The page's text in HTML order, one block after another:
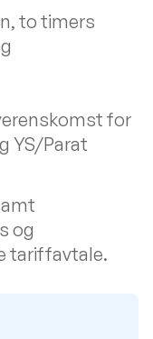
to timers
for
YS/Parat
og
tariffavtale.